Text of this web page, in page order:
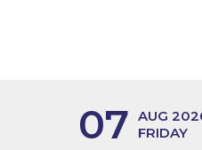
07 AUG
FRIDAY